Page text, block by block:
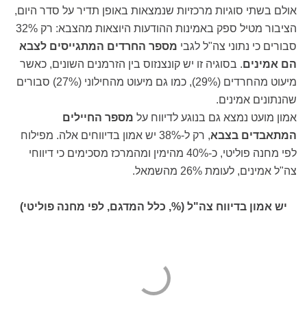
אולם בשתי סוגיות מרכזיות שנמצאות באופן תדיר על סדר היום,
הציבור מטיל ספק באמינות ההודעות היוצאות מהצבא: רק 32%
סבורים כי נתוני צה"ל לגבי מספר החרדים המתגייסים לצבא
הם אמינים. בסוגיה זו יש קונצנזוס בין הזרמנים השונים, כאשר
מיעוט מהחרדים (29%), כמו גם מיעוט מהחילוני (27%) סבורים
שהנתונים אמינים.
אמון מועט נמצא גם בנוגע לדיווח על מספר החיילים
המתאבדים בצבא
, רק ל-38% יש אמון בדיווחים אלה. מפילוח
לפי מחנה פוליטי, כ-40% מהימין ומהמרכז מסכימים כי דיווחי
צה"ל אמינים, לעומת 26% מהשמאל.
יש אמון בדיווח צה"ל (%, כלל המדגם, לפי מחנה פוליטי)